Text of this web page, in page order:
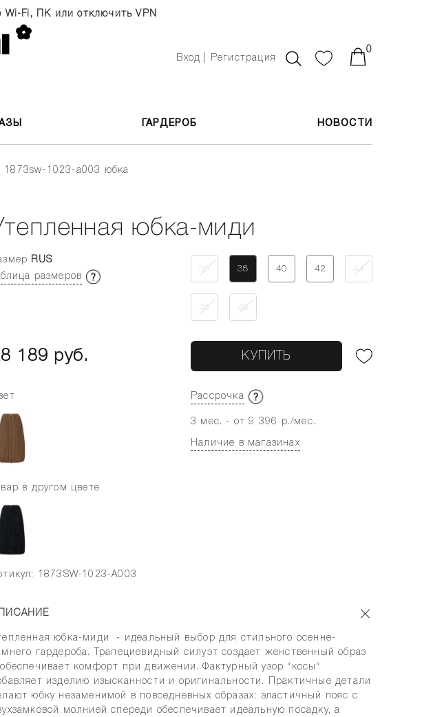
Wi-Fi, ПК или отключить VPN
Вход | Регистрация
0
ГАРДЕРОБ НОВОСТИ
1873sw-1023-a003 юбка
юбка-миди
RUS
размеров
36 38 40 42 44
46 48
189 руб. КУПИТЬ
Рассрочка
3 мес. - от 9 396 р./мес.
Наличие в магазинах
в другом цвете
1873SW-1023-A003
юбка-миди - идеальный выбор для стильного осенне-
гардероба. Трапециевидный силуэт создает женственный образ
комфорт при движении. Фактурный узор "косы"
изделию изысканности и оригинальности. Практичные детали
юбку незаменимой в повседневных образах: эластичный пояс с
молнией спереди обеспечивает идеальную посадку, а